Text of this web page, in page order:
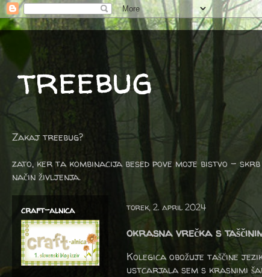
treebug
Zakaj treebug?
zato, ker ta kombinacija besed pove moje bistvo -
način življenja.
torek, 2. april 2024
okrasna vrečka s
Kolegica obožuje taščine
ustcarjala sem s krasnimi
craft-alnica